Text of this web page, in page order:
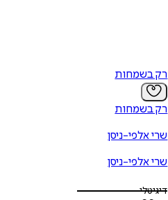
רק בשמחות
רק בשמחות
שרי אלפי-ניסן
שרי אלפי-ניסן
דיגיטלי